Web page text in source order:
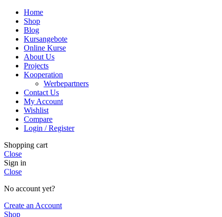
Home
Shop
Blog
Kursangebote
Online Kurse
About Us
Projects
Kooperation
Werbepartners
Contact Us
My Account
Wishlist
Compare
Login / Register
Shopping cart
Close
Sign in
Close
No account yet?
Create an Account
Shop